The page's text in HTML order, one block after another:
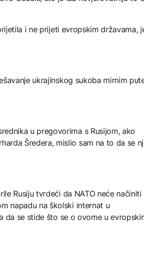
i ne prijeti evropskim državama,
ukrajinskog sukoba mirnim
u pregovorima s Rusijom, ako
Šredera, mislio sam na to da se
Rusiju tvrdeći da NATO neće načiniti
napadu na školski internat u
da se stide što se o ovome u